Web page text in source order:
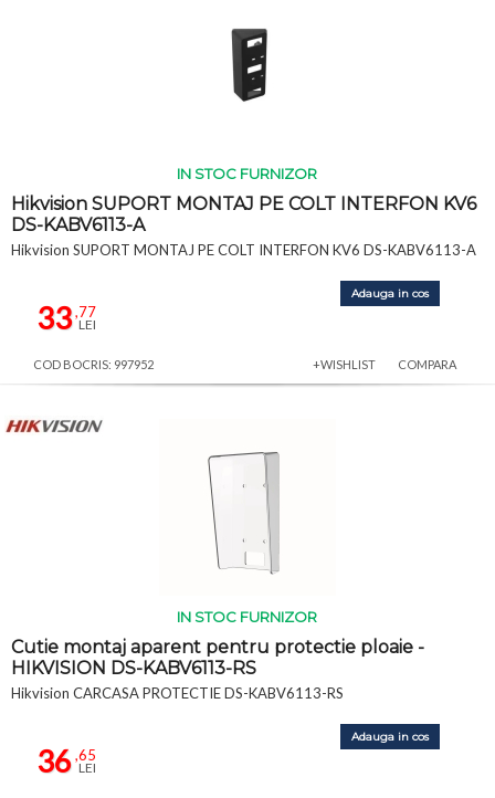
IN STOC FURNIZOR
Hikvision SUPORT MONTAJ PE COLT INTERFON KV6
DS-KABV6113-A
Hikvision SUPORT MONTAJ PE COLT INTERFON KV6 DS-KABV6113-A
33,77
LEI
Adauga in cos
COD BOCRIS: 997952 +WISHLIST COMPARA
IN STOC FURNIZOR
Cutie montaj aparent pentru protectie ploaie -
HIKVISION DS-KABV6113-RS
Hikvision CARCASA PROTECTIE DS-KABV6113-RS
36,65
LEI
Adauga in cos